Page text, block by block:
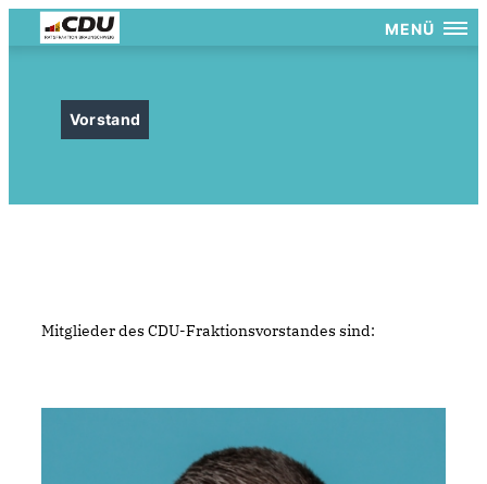
MENÜ
Vorstand
Mitglieder des CDU-Fraktionsvorstandes sind: